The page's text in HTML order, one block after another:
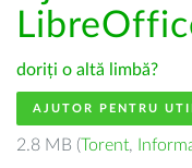
doriți o altă limbă?
AJUTOR PENTRU
2.8 MB (Torent,